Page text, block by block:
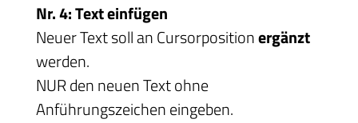
Nr. 4: Text einfügen
Neuer Text soll an Cursorpositionergänzt
werden.
NUR den neuen Text ohne
Anführungszeichen eingeben.